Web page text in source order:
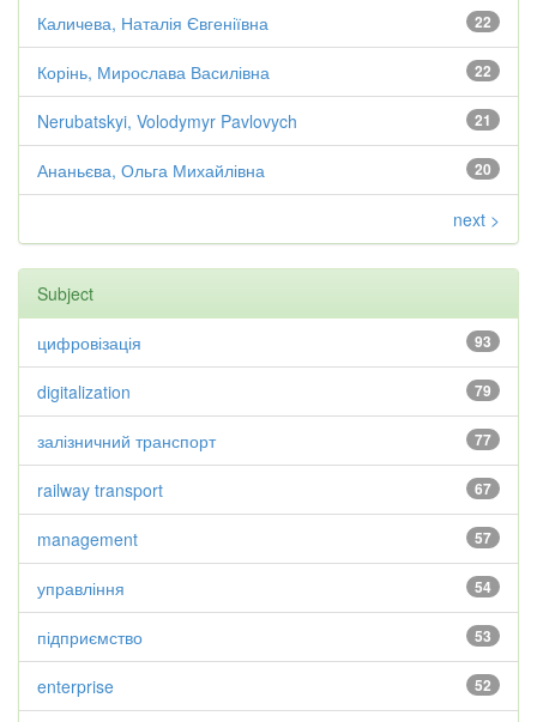
22
Каличева, Наталія Євгеніївна
22
Корінь, Мирослава Василівна
21
Nerubatskyi, Volodymyr Pavlovych
20
Ананьєва, Ольга Михайлівна
next >
Subject
93
цифровізація
79
digitalization
77
залізничний транспорт
67
railway transport
57
management
54
управління
53
підприємство
52
enterprise